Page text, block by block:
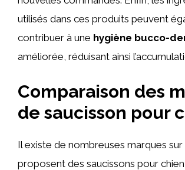
utilisés dans ces produits peuvent
contribuer à une hygiène bucco-
améliorée, réduisant ainsi
Comparaison des
de saucisson pour
Il existe de nombreuses marques
proposent des saucissons pour